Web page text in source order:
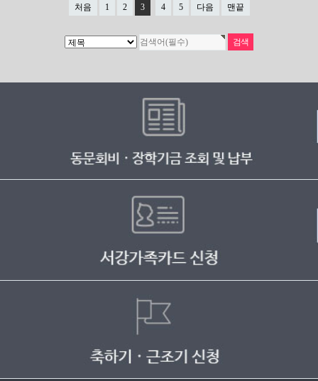
처음 1 2 3 4 5 다음 맨끝